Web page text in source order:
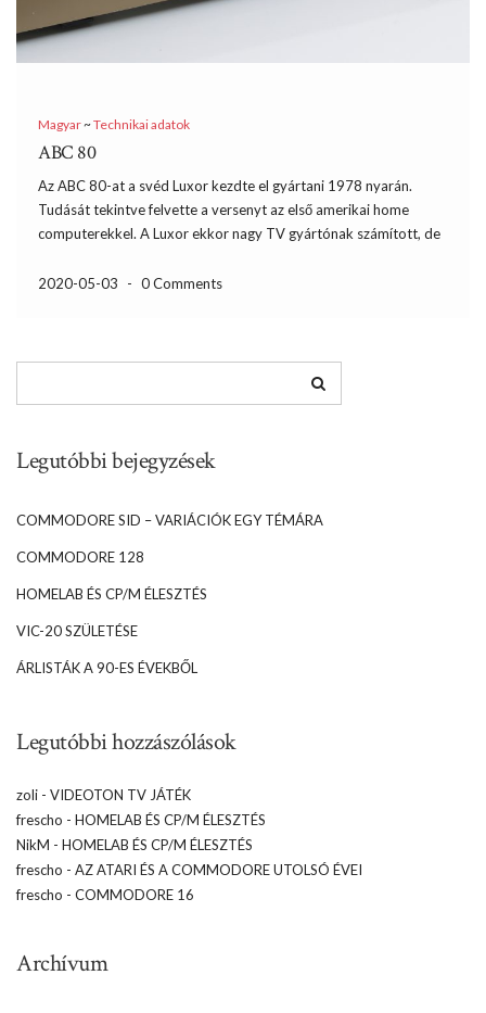
Magyar~Technikai adatok
ABC 80
Az ABC 80-at a svéd Luxor kezdte el gyártani 1978 nyarán.
Tudását tekintve felvette a versenyt az első amerikai home
computerekkel. A Luxor ekkor nagy TV gyártónak számított, de
a tervezésbe, hanem a Scandia Metric and Data Industrier […]
2020-05-03 - 0 Comments
Legutóbbi bejegyzések
COMMODORE SID – VARIÁCIÓK EGY TÉMÁRA
COMMODORE 128
HOMELAB ÉS CP/M ÉLESZTÉS
VIC-20 SZÜLETÉSE
ÁRLISTÁK A 90-ES ÉVEKBŐL
Legutóbbi hozzászólások
zoli - VIDEOTON TV JÁTÉK
frescho - HOMELAB ÉS CP/M ÉLESZTÉS
NikM - HOMELAB ÉS CP/M ÉLESZTÉS
frescho - AZ ATARI ÉS A COMMODORE UTOLSÓ ÉVEI
frescho - COMMODORE 16
Archívum